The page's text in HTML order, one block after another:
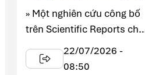
tốt hơn khi chịu nhiệt
» Một nghiên cứu công bố
trên Scientific Reports cho
thấy bê tông geopolymer ...
22/07/2026 -
08:50